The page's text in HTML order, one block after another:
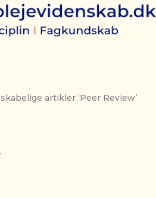
artikler ‘Peer Review’